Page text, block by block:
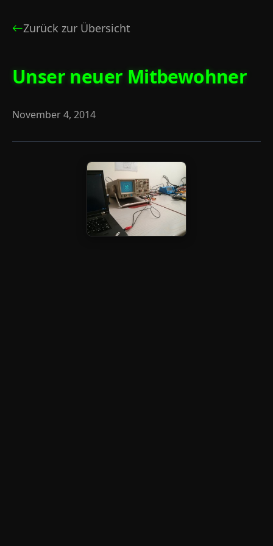
Zurück zur Übersicht
Unser neuer Mitbewohner
November 4, 2014